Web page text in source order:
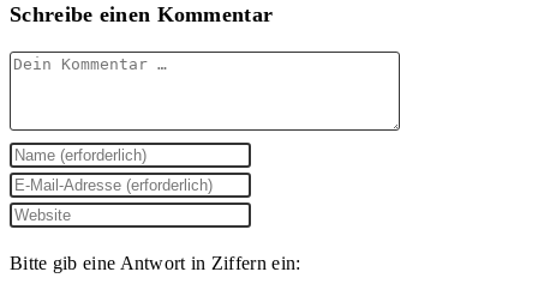
Schreibe einen Kommentar
Kommentar
Gib
deinen
Namen
Benutzernamen
Gib
deine
Mail-
Gib
Website-
Bitte gib eine Antwort in Ziffern ein: